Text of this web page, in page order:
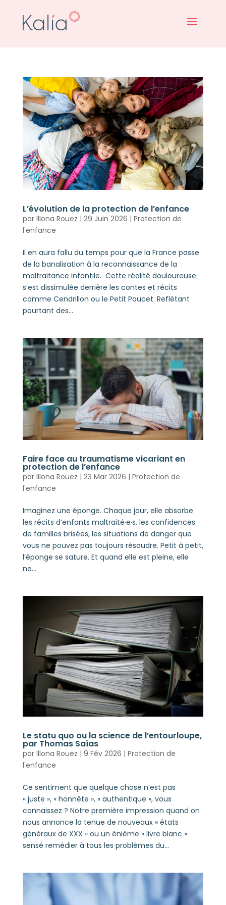
L’évolution de la protection de l’enfance
par Illona Rouez | 29 Juin 2026 | Protection de
l'enfance
Il en aura fallu du temps pour que la France passe
de la banalisation à la reconnaissance de la
maltraitance infantile. Cette réalité douloureuse
s’est dissimulée derrière les contes et récits
comme Cendrillon ou le Petit Poucet. Reflétant
pourtant des...
Faire face au traumatisme vicariant en
protection de l’enfance
par Illona Rouez | 23 Mar 2026 | Protection de
l'enfance
Imaginez une éponge. Chaque jour, elle absorbe
les récits d’enfants maltraité·e·s, les confidences
de familles brisées, les situations de danger que
vous ne pouvez pas toujours résoudre. Petit à petit,
l’éponge se sature. Et quand elle est pleine, elle
ne...
Le statu quo ou la science de l’entourloupe,
par Thomas Saïas
par Illona Rouez | 9 Fév 2026 | Protection de
l'enfance
Ce sentiment que quelque chose n’est pas
« juste », « honnête », « authentique », vous
connaissez ? Notre première impression quand on
nous annonce la tenue de nouveaux « états
généraux de XXX » ou un énième « livre blanc »
sensé remédier à tous les problèmes du...